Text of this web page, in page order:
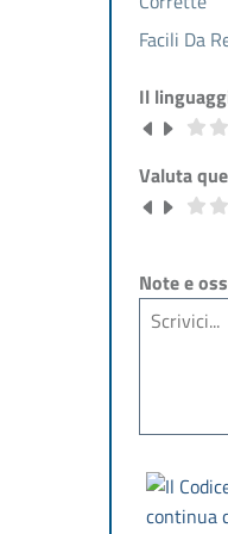
Facili Da
Il
Valuta
Note e